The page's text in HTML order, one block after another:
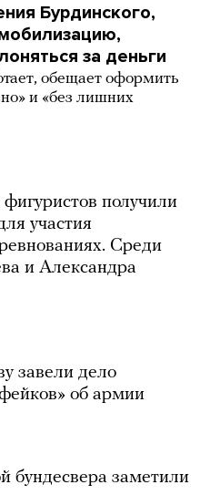
Бурдинского,
за деньги
обещает оформить
и «без лишних
получили
участия
Среди
и Александра
завели дело
об армии
бундесвера заметили